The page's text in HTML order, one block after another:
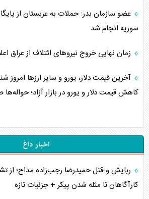
عضو سازمان بدر: حملات به عربستان از
سوریه انجام شد
زمان نهایی خروج نیرو‌های ائتلاف از عراق
کاهش قیمت دلار و یورو در بازار آزاد؛
اخبار داغ
ربایش و قتل حمیدرضا رجب‌زاده مداح؛ از
کارآگاهان تا مثله شدن پیکر + جزئیات تازه